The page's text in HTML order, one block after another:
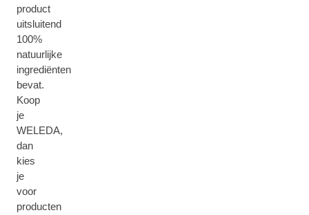
product
uitsluitend
100%
natuurlijke
ingrediënten
bevat.
Koop
je
WELEDA,
dan
kies
je
voor
producten